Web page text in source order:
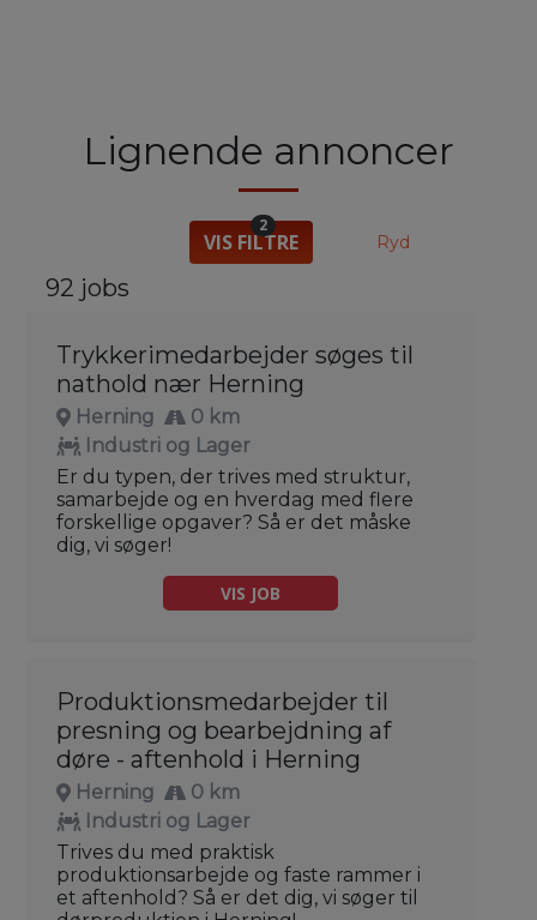
Lignende annoncer
VIS FILTRE
2
Ryd
92 jobs
Trykkerimedarbejder søges til
nathold nær Herning
Herning
0 km
Industri og Lager
Er du typen, der trives med struktur,
samarbejde og en hverdag med flere
forskellige opgaver? Så er det måske
dig, vi søger!
VIS JOB
Produktionsmedarbejder til
presning og bearbejdning af
døre - aftenhold i Herning
Herning
0 km
Industri og Lager
Trives du med praktisk
produktionsarbejde og faste rammer i
et aftenhold? Så er det dig, vi søger til